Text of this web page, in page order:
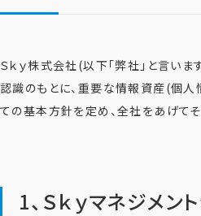
Ｓｋｙ株式会社(以下「弊社」と言い
認識のもとに、重要な情報資産(個人
ての基本方針を定め、全社をあげて
1、Ｓｋｙマネジメン